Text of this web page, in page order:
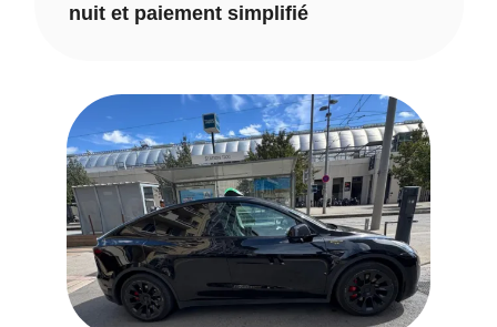
nuit et paiement simplifié